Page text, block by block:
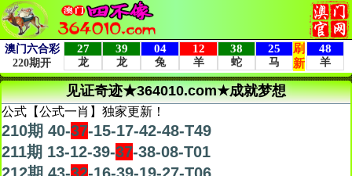
见证奇迹★364010.com★成就梦想
公式【公式一肖】独家更新！
210期 40-37-15-17-42-48-T49
211期 13-12-39-37-38-08-T01